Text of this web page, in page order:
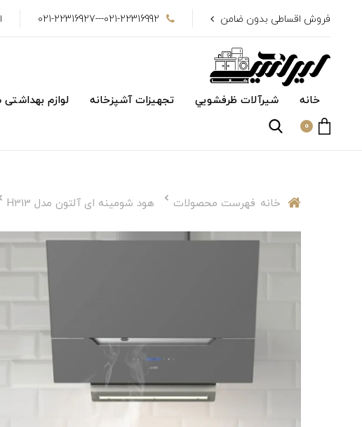
فروش اقساطی بدون ضامن 021-22316992---021-22316927
خانه شیرآلات ظرفشويي تجهیزات آشپزخانه لوازم
0
خانه فهرست محصولات هود شومینه ای آلتون مدل H313